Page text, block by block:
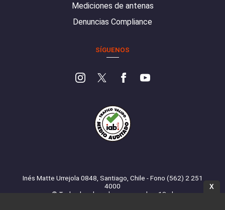
Mediciones de antenas
Denuncias Compliance
SÍGUENOS
Inés Matte Urrejola 0848, Santiago, Chile - Fono (562) 2 251
4000
© Todos los derechos reservados. 13.cl
X